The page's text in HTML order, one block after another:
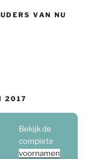
VAN NU
2017
Bekijk de
complete
voornamen